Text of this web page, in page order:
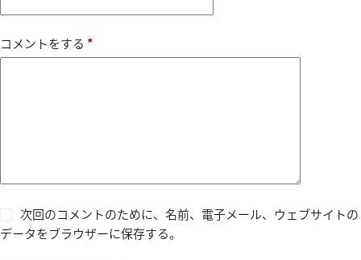
コメントをする *
次回のコメントのために、名前、電子メール、ウェブサイトの
データをブラウザーに保存する。